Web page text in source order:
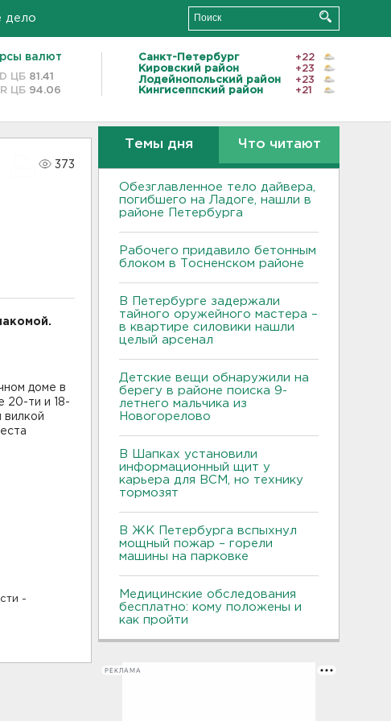
дело
валют
ЦБ 81.41
ЦБ 94.06
Санкт-Петербург
+22
Кировский район
+23
Лодейнопольский район
+23
Кингисеппский район
+21
373
доме в
20-ти и 18-
вилкой
-
Темы дня Что читают
Обезглавленное тело дайвера,
погибшего на Ладоге, нашли в
районе Петербурга
Рабочего придавило бетонным
блоком в Тосненском районе
В Петербурге задержали
тайного оружейного мастера –
в квартире силовики нашли
целый арсенал
Детские вещи обнаружили на
берегу в районе поиска 9-
летнего мальчика из
Новогорелово
В Шапках установили
информационный щит у
карьера для ВСМ, но технику
тормозят
В ЖК Петербурга вспыхнул
мощный пожар – горели
машины на парковке
Медицинские обследования
бесплатно: кому положены и
как пройти
РЕКЛАМА